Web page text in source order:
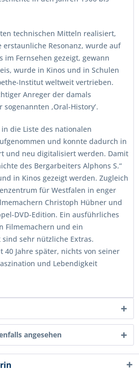
technischen Mitteln realisiert,
Resonanz, wurde auf
im Fernsehen gezeigt, gewann
wurde in Kinos und in Schulen
Institut weltweit vertrieben.
Anreger der damals
‚Oral-History’.
die Liste des nationalen
und konnte dadurch in
und neu digitalisiert werden. Damit
des Bergarbeiters Alphons S.“
in Kinos gezeigt werden. Zugleich
für Westfalen in enger
Christoph Hübner und
DVD-Edition. Ein ausführliches
Filmemachern und ein
sehr nützliche Extras.
40 Jahre später, nichts von seiner
und Lebendigkeit
angesehen